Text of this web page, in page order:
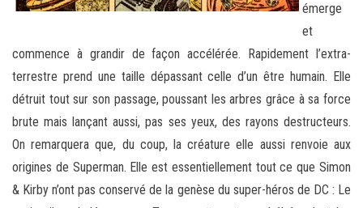
émerge
et
commence à grandir de façon accélérée. Rapidement l’extra-
terrestre prend une taille dépassant celle d’un être humain. Elle
détruit tout sur son passage, poussant les arbres grâce à sa force
brute mais lançant aussi, pas ses yeux, des rayons destructeurs.
On remarquera que, du coup, la créature elle aussi renvoie aux
origines de Superman. Elle est essentiellement tout ce que Simon
& Kirby n’ont pas conservé de la genèse du super-héros de DC : Le